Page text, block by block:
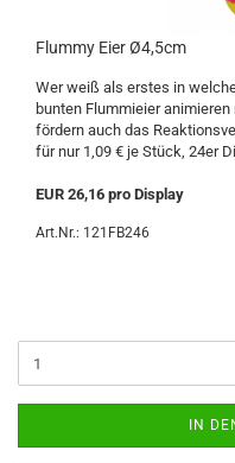
Flummy Eier Ø4,5cm
Wer weiß als erstes in
bunten Flummieier
fördern auch das
für nur 1,09 € je Stück, 24er
EUR 26,16 pro Display
Art.Nr.: 121FB246
IN